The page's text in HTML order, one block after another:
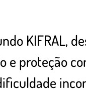
KIFRAL,
e proteção